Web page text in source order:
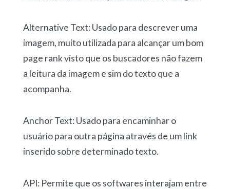
Alternative Text: Usado para descrever uma
imagem, muito utilizada para alcançar um bom
page rank visto que os buscadores não fazem
a leitura da imagem e sim do texto que a
acompanha.
Anchor Text: Usado para encaminhar o
usuário para outra página através de um link
inserido sobre determinado texto.
API: Permite que os softwares interajam entre